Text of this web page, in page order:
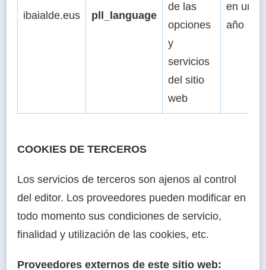
ibaialde.eus pll_language
de las
opciones
y
servicios
del sitio
web
en un
año
COOKIES DE TERCEROS
Los servicios de terceros son ajenos al control
del editor. Los proveedores pueden modificar en
todo momento sus condiciones de servicio,
finalidad y utilización de las cookies, etc.
Proveedores externos de este sitio web: